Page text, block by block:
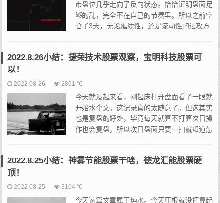
市盘位几乎走向了反向状态。恰恰证明盘面足
够的乱，完全不在自己的节奏里。所以之前空
仓了3天，无论延续性，还是流动性的进攻方
2022.8.26小结：捷荣技术股票观察，宝明科技股票可
以！
2022-08-26 2891 ℃
今天就没起来看，刚起床打开盘面看了一眼就
开始水个文。这记录真的太随意了。但这其实
也是复盘的好处，毕竟每天就算不打算次日操
作也会复盘，所以次日盘面只要一扫就知道怎
的...
2022.8.25小结：神雾节能股票干啥，德龙汇能股票硬
顶！
2022-08-25 3104 ℃
今天这篇文章属于纯水。今天压根就没打算起